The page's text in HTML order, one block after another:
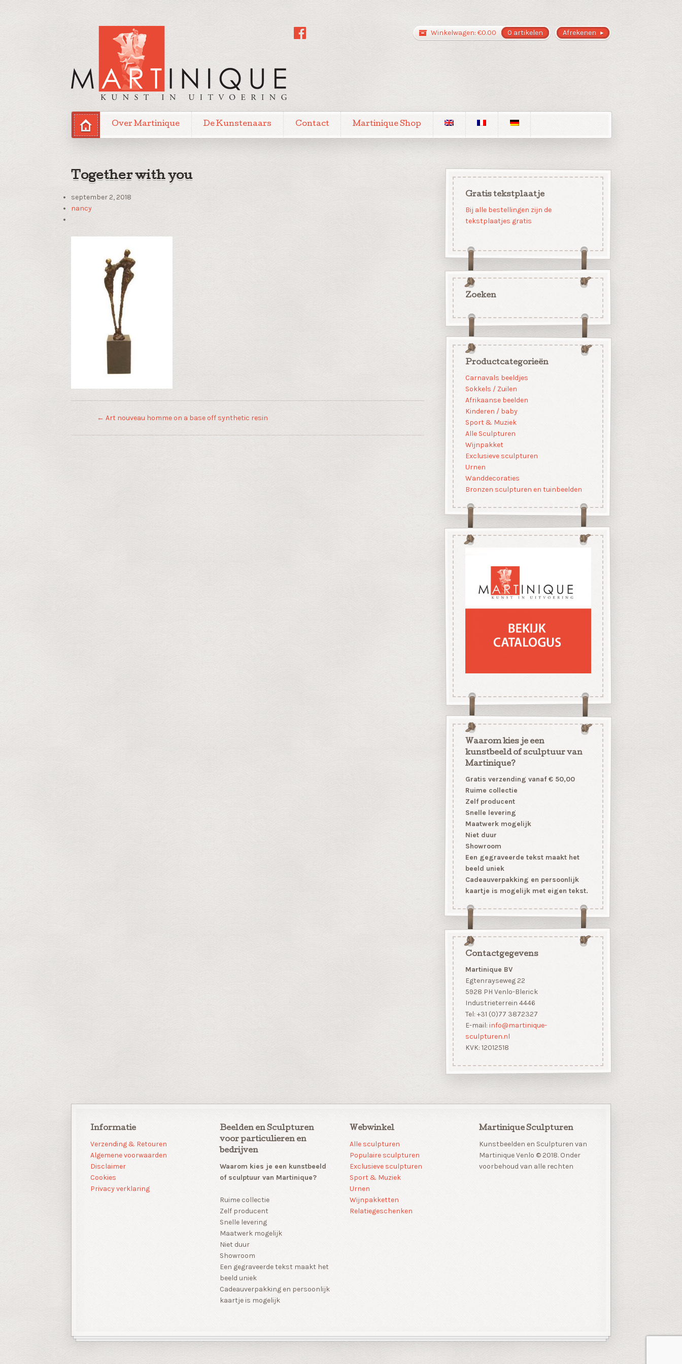
Afrekenen
Winkelwagen: €0.00 0 artikelen
Over Martinique De Kunstenaars Contact Martinique Shop
Together with you
september 2, 2018
nancy
← Art nouveau homme on a base off synthetic resin
Gratis tekstplaatje
Bij alle bestellingen zijn de
tekstplaatjes gratis
Zoeken
Productcategorieën
Carnavals beeldjes
Sokkels / Zuilen
Afrikaanse beelden
Kinderen / baby
Sport & Muziek
Alle Sculpturen
Wijnpakket
Exclusieve sculpturen
Urnen
Wanddecoraties
Bronzen sculpturen en tuinbeelden
Waarom kies je een
kunstbeeld of sculptuur van
Martinique?
Gratis verzending vanaf € 50,00
Ruime collectie
Zelf producent
Snelle levering
Maatwerk mogelijk
Niet duur
Showroom
Een gegraveerde tekst maakt het
beeld uniek
Cadeauverpakking en persoonlijk
kaartje is mogelijk met eigen tekst.
Contactgegevens
Martinique BV
Egtenrayseweg 22
5928 PH Venlo-Blerick
Industrieterrein 4446
Tel: +31 (0)77 3872327
E-mail: info@martinique-
sculpturen.nl
KVK: 12012518
Informatie
Verzending & Retouren
Algemene voorwaarden
Disclaimer
Cookies
Privacy verklaring
Beelden en Sculpturen
voor particulieren en
bedrijven
Waarom kies je een kunstbeeld
of sculptuur van Martinique?
Ruime collectie
Zelf producent
Snelle levering
Maatwerk mogelijk
Niet duur
Showroom
Een gegraveerde tekst maakt het
beeld uniek
Cadeauverpakking en persoonlijk
kaartje is mogelijk
Webwinkel
Alle sculpturen
Populaire sculpturen
Exclusieve sculpturen
Sport & Muziek
Urnen
Wijnpakketten
Relatiegeschenken
Martinique Sculpturen
Kunstbeelden en Sculpturen van
Martinique Venlo © 2018. Onder
voorbehoud van alle rechten